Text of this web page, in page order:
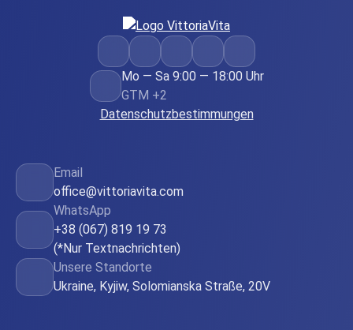
Mo — Sa 9:00 — 18:00 Uhr
GTM +2
Datenschutzbestimmungen
Email
office@vittoriavita.com
WhatsApp
+38 (067) 819 19 73
(*Nur Textnachrichten)
Unsere Standorte
Ukraine, Kyjiw, Solomianska Straße, 20V